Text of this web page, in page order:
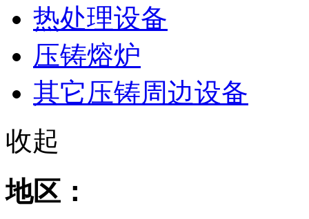
热处理设备
压铸熔炉
其它压铸周边设备
收起
地区：